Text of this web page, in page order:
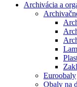
Archivácia a
Euroobaly
Obaly na